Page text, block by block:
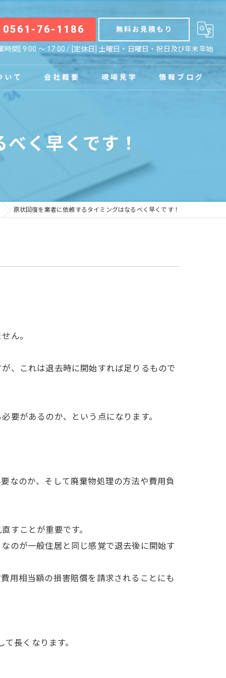
0561-76-1186 無料お見積もり
時間] 9:00 〜 17:00 / [定休日] 土曜日・日曜日・祝日及び年末年始
いて 会社概要 現場見学 情報ブログ
く早くです！
原状回復を業者に依頼するタイミングはなるべく早くです！
ん。
、これは退去時に開始すれば足りるもので
要があるのか、という点になります。
なのか、そして廃棄物処理の方法や費用負
すことが重要です。
のが一般住居と同じ感覚で退去後に開始す
用相当額の損害賠償を請求されることにも
長くなります。